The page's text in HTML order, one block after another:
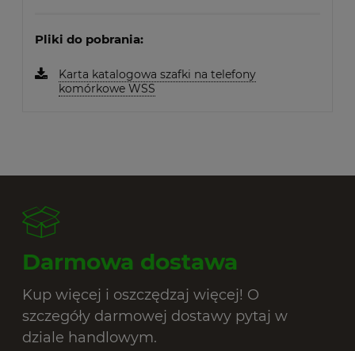
Pliki do pobrania:
Karta katalogowa szafki na telefony
komórkowe WSS
Darmowa dostawa
Kup więcej i oszczędzaj więcej! O
szczegóły darmowej dostawy pytaj w
dziale handlowym.